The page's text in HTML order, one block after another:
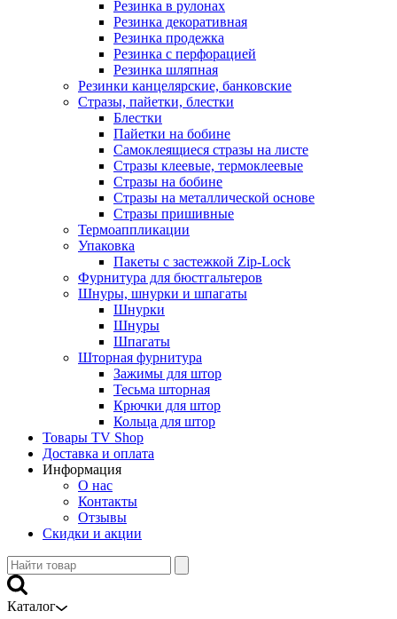
Резинка в рулонах
Резинка декоративная
Резинка продежка
Резинка с перфорацией
Резинка шляпная
Резинки канцелярские, банковские
Стразы, пайетки, блестки
Блестки
Пайетки на бобине
Самоклеящиеся стразы на листе
Стразы клеевые, термоклеевые
Стразы на бобине
Стразы на металлической основе
Стразы пришивные
Термоаппликации
Упаковка
Пакеты с застежкой Zip-Lock
Фурнитура для бюстгальтеров
Шнуры, шнурки и шпагаты
Шнурки
Шнуры
Шпагаты
Шторная фурнитура
Зажимы для штор
Тесьма шторная
Крючки для штор
Кольца для штор
Товары TV Shop
Доставка и оплата
Информация
О нас
Контакты
Отзывы
Скидки и акции
Каталог